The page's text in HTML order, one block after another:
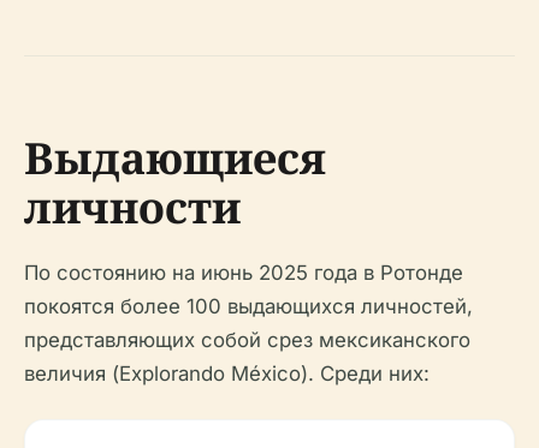
Выдающиеся
личности
По состоянию на июнь 2025 года в Ротонде
покоятся более 100 выдающихся личностей,
представляющих собой срез мексиканского
величия (Explorando México). Среди них: